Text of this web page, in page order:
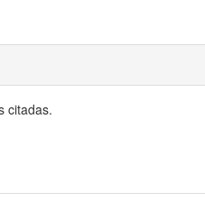
citadas.